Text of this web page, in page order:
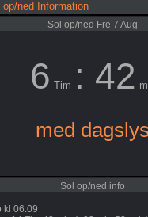
ned Information
Sol op/ned Fre 7 Aug
6 Tim : 42
med dagslys
Sol op/ned info
kl 06:09